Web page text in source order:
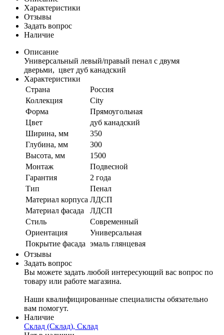
Характеристики
Отзывы
Задать вопрос
Наличие
Описание
Универсальный левый/правый пенал с двумя
дверьми, цвет дуб канадский
Характеристики
Страна
Россия
Коллекция
City
Форма
Прямоугольная
Цвет
дуб канадский
Ширина, мм
350
Глубина, мм
300
Высота, мм
1500
Монтаж
Подвесной
Гарантия
2 года
Тип
Пенал
Материал корпуса ЛДСП
Материал фасада
ЛДСП
Стиль
Современный
Ориентация
Универсальная
Покрытие фасада эмаль глянцевая
Отзывы
Задать вопрос
Вы можете задать любой интересующий вас вопрос по
товару или работе магазина.
Наши квалифицированные специалисты обязательно
вам помогут.
Наличие
Склад (Склад), Склад